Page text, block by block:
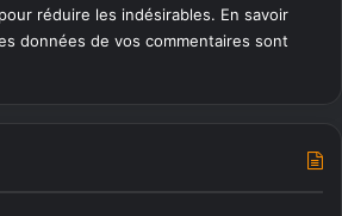
réduire les indésirables. En savoir
données de vos commentaires sont